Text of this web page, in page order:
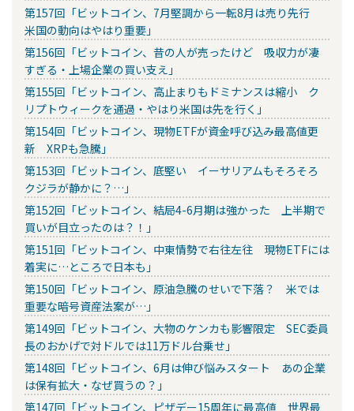
第157回「ビットコイン、7月堅調から一転8月は売り先行
米国の動向はやはり重要」
第156回「ビットコイン、昔の人が売ったけど 吸収力が凄
すぎる・上場企業の買い支え」
第155回「ビットコイン、高止まりもドミナンスは縮小 ク
リプトウィークを通過・やはり米国は先を行く」
第154回「ビットコイン、現物ETFが資金呼び込み最高値更
新 XRPも急騰」
第153回「ビットコイン、底堅い イーサリアムもそろそろ
クジラが静かに？…」
第152回「ビットコイン、結局4-6月期は強かった 上半期で
買いが目立ったのは？！」
第151回「ビットコイン、中東情勢で右往左往 現物ETFには
着実に…ところで日本も」
第150回「ビットコイン、原油急騰のせいで下落？ 米では
重要な暗号資産法案が…」
第149回「ビットコイン、大物のケンカも影響限定 SEC委員
長のおかげで対ドルでは11万ドル台乗せ」
第148回「ビットコイン、6月は伸び悩みスタート あの企業
は保有拡大・なぜ買うの？」
第147回「ビットコイン、ピザデー15周年に最高値 世界最